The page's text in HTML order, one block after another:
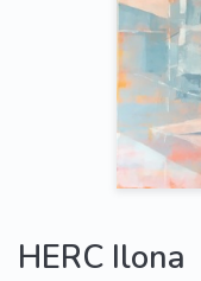
HERC Ilona